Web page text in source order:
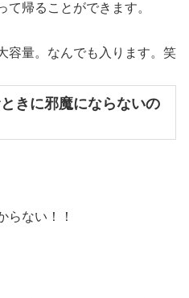
て帰ることができます。
容量。なんでも入ります。笑
きに邪魔にならないの
らない！！